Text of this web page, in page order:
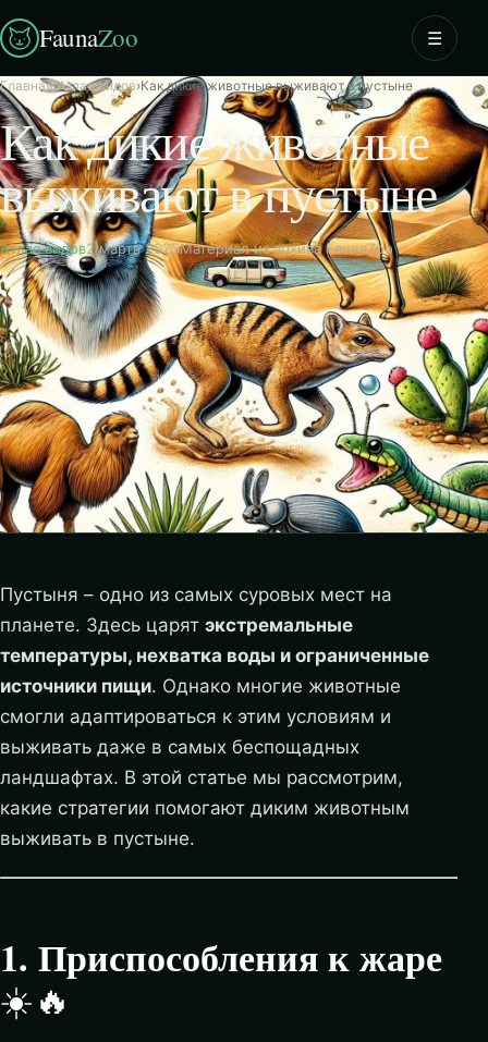
FaunaZoo ☰
Главная›Атлас видов›Как дикие животные выживают в пустыне
Как дикие животные
выживают в пустыне
Атлас видов2 марта 2025Материал из архива FaunaZoo
Пустыня – одно из самых суровых мест на
планете. Здесь царят экстремальные
температуры, нехватка воды и ограниченные
источники пищи. Однако многие животные
смогли адаптироваться к этим условиям и
выживать даже в самых беспощадных
ландшафтах. В этой статье мы рассмотрим,
какие стратегии помогают диким животным
выживать в пустыне.
1. Приспособления к жаре
☀️🔥